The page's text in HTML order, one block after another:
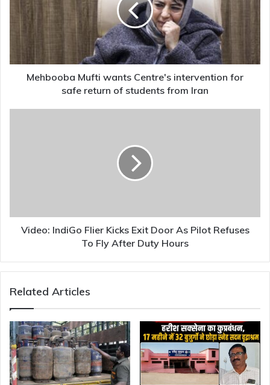
intervention
of
studentsMehbooba Mufti wants Centre's intervention for
safe return of students from Iran
Refuses
Video: IndiGo Flier Kicks Exit Door As Pilot Refuses
To Fly After Duty Hours
Related Articles